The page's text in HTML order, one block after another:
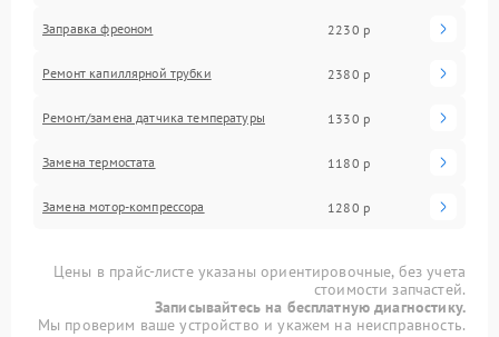
Заправка фреоном 2230 р
Ремонт капиллярной трубки 2380 р
Ремонт/замена датчика температуры 1330 р
Замена термостата 1180 р
Замена мотор-компрессора 1280 р
Цены в прайс-листе указаны ориентировочные, без учета
стоимости запчастей.
Записывайтесь на бесплатную диагностику.
Мы проверим ваше устройство и укажем на неисправность.